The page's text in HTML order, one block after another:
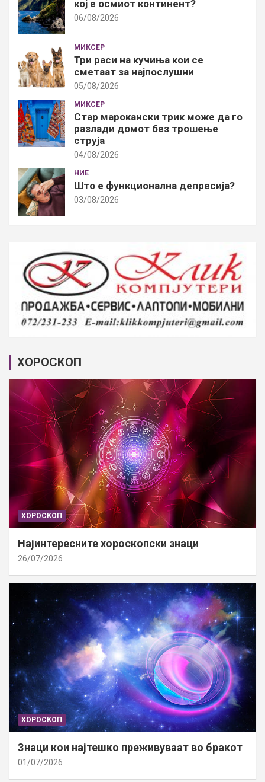
кој е осмиот континент?
06/08/2026
МИКСЕР
Три раси на кучиња кои се
сметаат за најпослушни
05/08/2026
МИКСЕР
Стар марокански трик може да го
разлади домот без трошење
струја
04/08/2026
НИЕ
Што е функционална депресија?
03/08/2026
ХОРОСКОП
ХОРОСКОП
Најинтересните хороскопски знаци
26/07/2026
ХОРОСКОП
Знаци кои најтешко преживуваат во бракот
01/07/2026